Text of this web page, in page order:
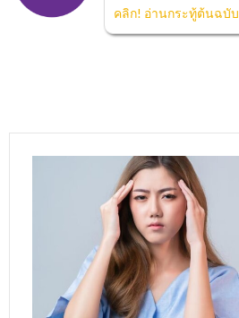
คลิก! อ่านกระทู้ต้นฉบับ